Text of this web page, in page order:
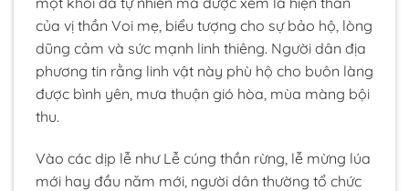
của vị thần Voi mẹ, biểu tượng cho sự bảo hộ, lòng
dũng cảm và sức mạnh linh thiêng. Người dân địa
phương tin rằng linh vật này phù hộ cho buôn làng
được bình yên, mưa thuận gió hòa, mùa màng bội
thu.
Vào các dịp lễ như Lễ cúng thần rừng, lễ mừng lúa
mới hay đầu năm mới, người dân thường tổ chức